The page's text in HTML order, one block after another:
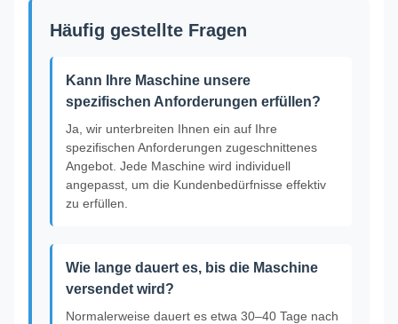
Häufig gestellte Fragen
Kann Ihre Maschine unsere
spezifischen Anforderungen erfüllen?
Ja, wir unterbreiten Ihnen ein auf Ihre
spezifischen Anforderungen zugeschnittenes
Angebot. Jede Maschine wird individuell
angepasst, um die Kundenbedürfnisse effektiv
zu erfüllen.
Wie lange dauert es, bis die Maschine
versendet wird?
Normalerweise dauert es etwa 30–40 Tage nach